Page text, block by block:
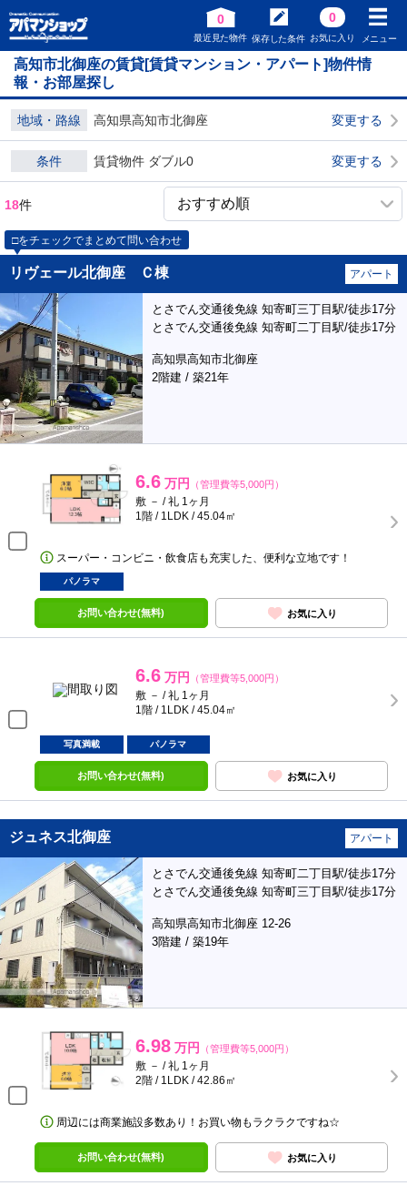
0
最近見た物件 保存した条件
0
お気に入り メニュー
高知市北御座の賃貸[賃貸マンション・アパート]物件情
報・お部屋探し
地域・路線 高知県高知市北御座 変更する
条件 賃貸物件 ダブル0 変更する
18件
□をチェックでまとめて問い合わせ
リヴェール北御座 Ｃ棟 アパート
とさでん交通後免線 知寄町三丁目駅/徒歩17分
とさでん交通後免線 知寄町二丁目駅/徒歩17分
高知県高知市北御座
2階建 / 築21年
6.6 万円 （管理費等5,000円）
敷 － / 礼 1ヶ月
1階 / 1LDK / 45.04㎡
スーパー・コンビニ・飲食店も充実した、便利な立地です！
パノラマ
お問い合わせ(無料) お気に入り
6.6 万円 （管理費等5,000円）
敷 － / 礼 1ヶ月
1階 / 1LDK / 45.04㎡
写真満載 パノラマ
お問い合わせ(無料) お気に入り
ジュネス北御座 アパート
とさでん交通後免線 知寄町二丁目駅/徒歩17分
とさでん交通後免線 知寄町三丁目駅/徒歩17分
高知県高知市北御座 12-26
3階建 / 築19年
6.98 万円 （管理費等5,000円）
敷 － / 礼 1ヶ月
2階 / 1LDK / 42.86㎡
周辺には商業施設多数あり！お買い物もラクラクですね☆
お問い合わせ(無料) お気に入り